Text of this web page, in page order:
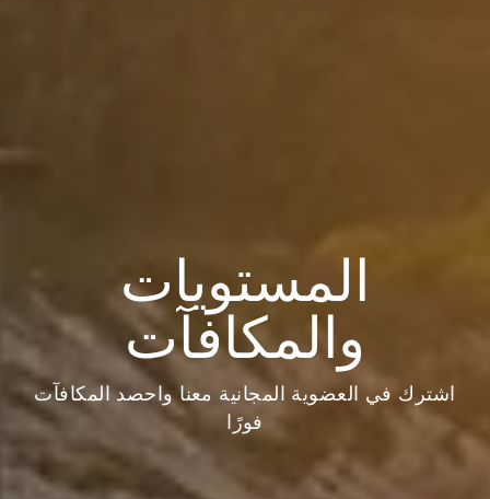
المستويات
والمكافآت
اشترك في العضوية المجانية معنا واحصد المكافآت
فورًا